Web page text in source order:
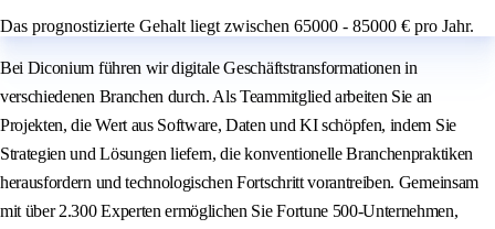
Das prognostizierte Gehalt liegt zwischen 65000 - 85000 € pro Jahr.
Bei Diconium führen wir digitale Geschäftstransformationen in
verschiedenen Branchen durch. Als Teammitglied arbeiten Sie an
Projekten, die Wert aus Software, Daten und KI schöpfen, indem Sie
Strategien und Lösungen liefern, die konventionelle Branchenpraktiken
herausfordern und technologischen Fortschritt vorantreiben. Gemeinsam
mit über 2.300 Experten ermöglichen Sie Fortune 500-Unternehmen,